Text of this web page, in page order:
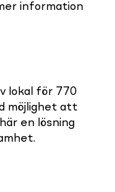
information
lokal för 770
möjlighet att
en lösning